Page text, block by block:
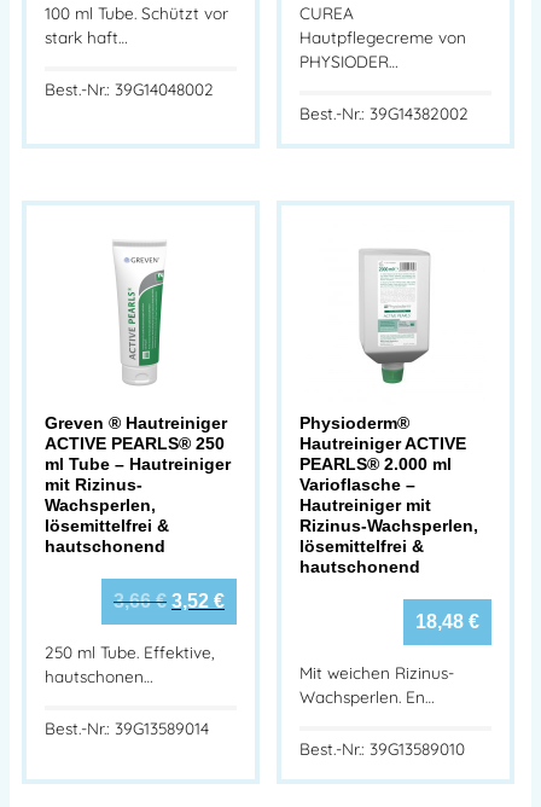
100 ml Tube. Schützt vor
stark haft…
Best.-Nr.: 39G14048002
CUREA
Hautpflegecreme von
PHYSIODER…
Best.-Nr.: 39G14382002
Greven ® Hautreiniger
ACTIVE PEARLS® 250
ml Tube – Hautreiniger
mit Rizinus-
Wachsperlen,
lösemittelfrei &
hautschonend
3,66€ 3,52 €
250 ml Tube. Effektive,
hautschonen…
Best.-Nr.: 39G13589014
Physioderm®
Hautreiniger ACTIVE
PEARLS® 2.000 ml
Varioflasche –
Hautreiniger mit
Rizinus-Wachsperlen,
lösemittelfrei &
hautschonend
18,48 €
Mit weichen Rizinus-
Wachsperlen. En…
Best.-Nr.: 39G13589010